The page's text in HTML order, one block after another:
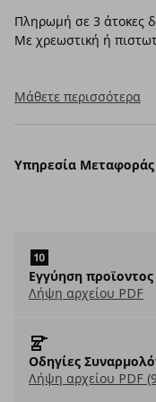
Πληρωμή σε 3 άτοκες
Με χρεωστική ή
Μάθετε περισσότερα
Υπηρεσία Μεταφοράς
Εγγύηση προϊοντος
Λήψη αρχείου PDF
Οδηγίες
Λήψη αρχείου PDF